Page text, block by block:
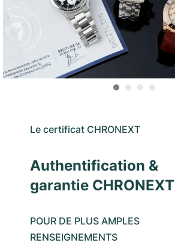
Le certificat CHRONEXT
Authentification &
garantie CHRONEXT
POUR DE PLUS AMPLES
RENSEIGNEMENTS